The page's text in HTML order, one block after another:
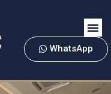
WhatsApp